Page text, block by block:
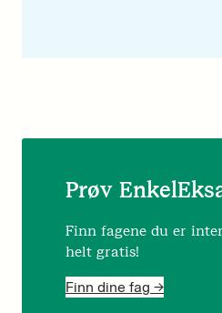
Prøv
Finn fagene du er
helt gratis!
Finn dine fag ->